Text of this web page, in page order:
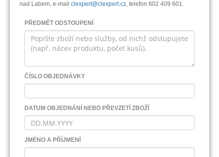
nad Labem, e-mail clexpert@clexpert.cz, telefon 602 409 601.
PŘEDMĚT ODSTOUPENÍ
ČÍSLO OBJEDNÁVKY
DATUM OBJEDNÁNÍ NEBO PŘEVZETÍ ZBOŽÍ
JMÉNO A PŘÍJMENÍ